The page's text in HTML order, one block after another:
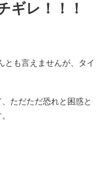
ギレ！！！
とも言えませんが、タイ
ただただ恐れと困惑と